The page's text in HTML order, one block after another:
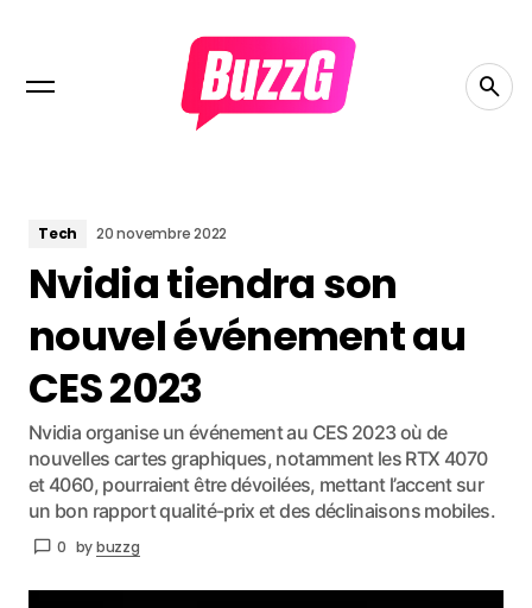
Tech 20 novembre 2022
Nvidia tiendra son
nouvel événement au
CES 2023
Nvidia organise un événement au CES 2023 où de
nouvelles cartes graphiques, notamment les RTX 4070
et 4060, pourraient être dévoilées, mettant l’accent sur
un bon rapport qualité-prix et des déclinaisons mobiles.
0 bybuzzg